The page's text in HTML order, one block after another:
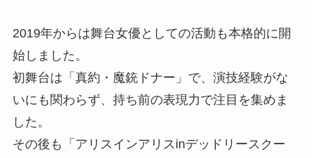
2019年からは舞台女優としての活動も本格的に開
始しました。
初舞台は「真約・魔銃ドナー」で、演技経験がな
いにも関わらず、持ち前の表現力で注目を集めま
した。
その後も「アリスインアリスinデッドリースクー